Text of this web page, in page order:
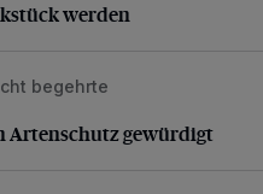
werden
gewürdigt
begehrte
Artenschutz gewürdigt